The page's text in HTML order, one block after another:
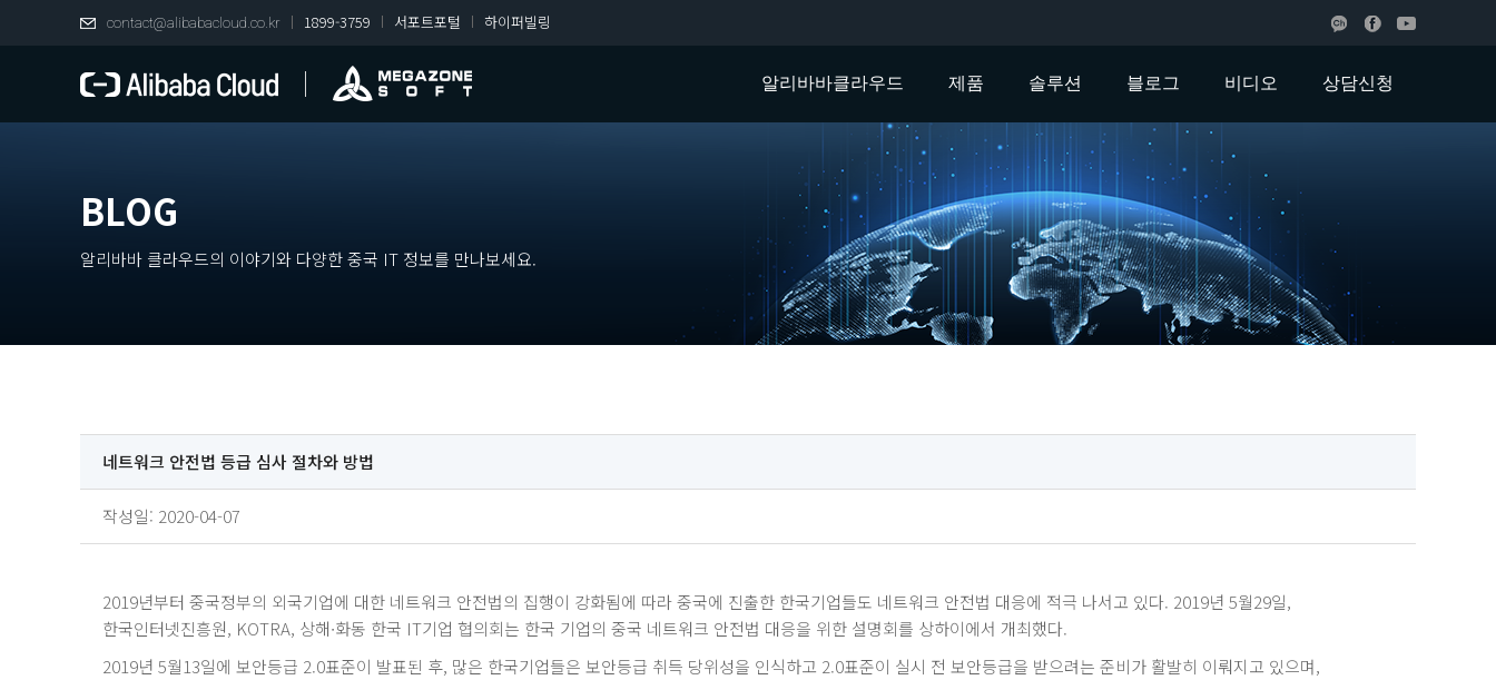
contact@alibabacloud.co.kr 1899-3759 서포트포털 하이퍼빌링
알리바바클라우드 제품 솔루션 블로그 비디오 상담신청
BLOG
알리바바 클라우드의 이야기와 다양한 중국 IT 정보를 만나보세요.
네트워크 안전법 등급 심사 절차와 방법
작성일: 2020-04-07
2019년부터 중국정부의 외국기업에 대한 네트워크 안전법의 집행이 강화됨에 따라 중국에 진출한 한국기업들도 네트워크 안전법 대응에 적극 나서고 있다. 2019년 5월29일,
한국인터넷진흥원, KOTRA, 상해∙화동 한국 IT기업 협의회는 한국 기업의 중국 네트워크 안전법 대응을 위한 설명회를 상하이에서 개최했다.
2019년 5월13일에 보안등급 2.0표준이 발표된 후, 많은 한국기업들은 보안등급 취득 당위성을 인식하고 2.0표준이 실시 전 보안등급을 받으려는 준비가 활발히 이뤄지고 있으며,